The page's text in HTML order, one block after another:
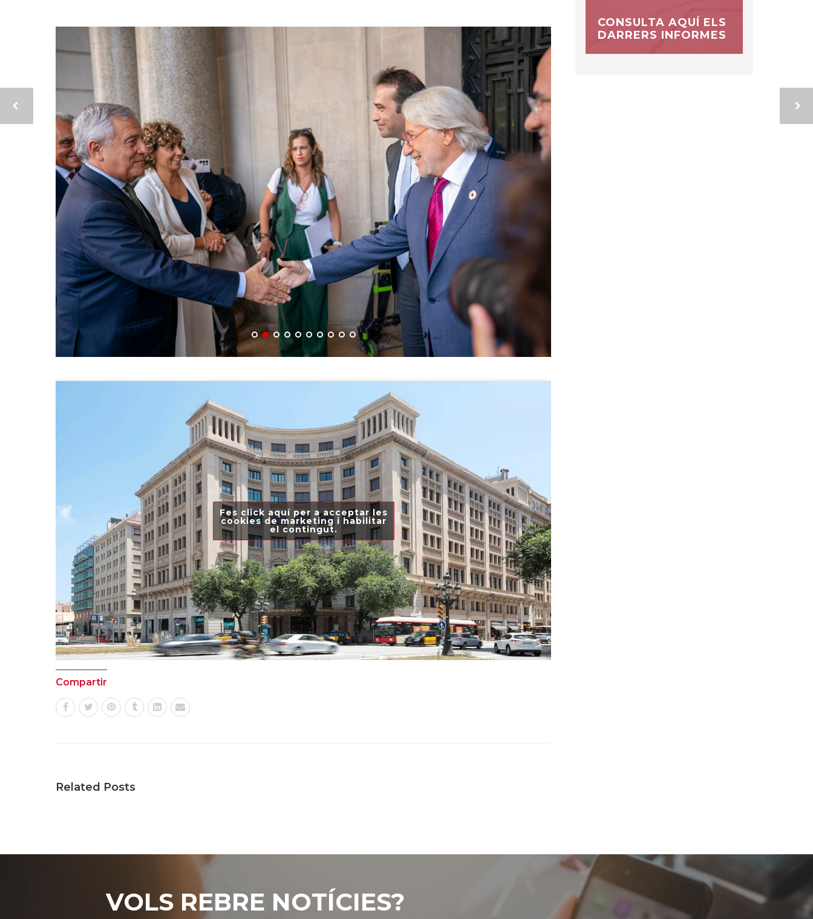
Fes click aquí per a acceptar les
cookies de marketing i habilitar
el contingut.
Compartir
Related Posts
CONSULTA AQUÍ ELS
DARRERS INFORMES
VOLS REBRE NOTÍCIES?